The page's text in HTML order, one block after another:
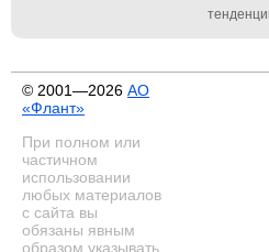
© 2001—2026 АО
«Флант»
При полном или
частичном
использовании
любых материалов
с сайта вы
обязаны явным
образом указывать